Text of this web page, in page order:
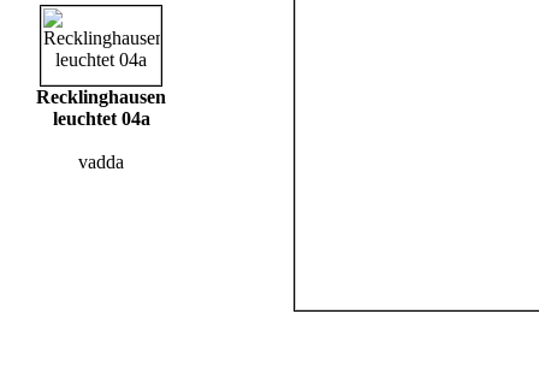
Recklinghausen
leuchtet 04a
vadda